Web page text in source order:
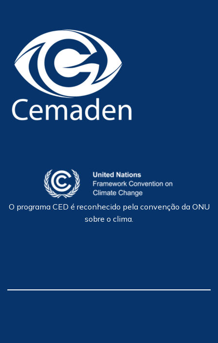
O programa CED é reconhecido pela convenção da ONU
sobre o clima.